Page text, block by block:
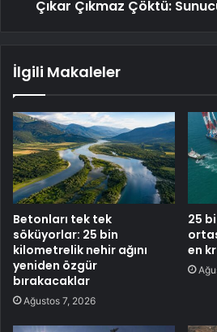
Çıkar Çıkmaz Çöktü:
İlgili Makaleler
Betonları tek tek
söküyorlar: 25 bin
kilometrelik nehir ağını
yeniden özgür
bırakacaklar
Ağustos 7, 2026
25
en